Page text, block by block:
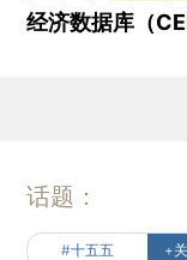
经济数据库（
话题：
#十五五 +